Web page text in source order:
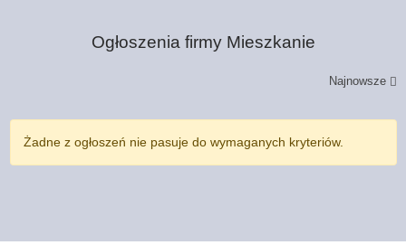
Ogłoszenia firmy Mieszkanie
Najnowsze
Żadne z ogłoszeń nie pasuje do wymaganych kryteriów.